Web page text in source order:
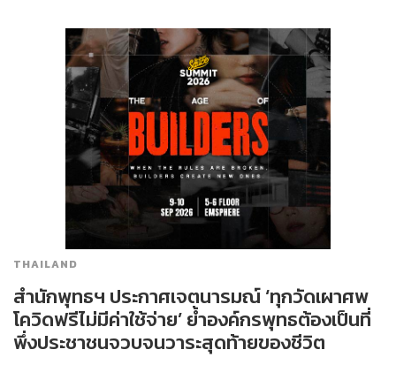
THAILAND
สำนักพุทธฯ ประกาศเจตนารมณ์ ‘ทุกวัดเผาศพ
โควิดฟรีไม่มีค่าใช้จ่าย’ ย้ำองค์กรพุทธต้องเป็นที่
พึ่งประชาชนจวบจนวาระสุดท้ายของชีวิต